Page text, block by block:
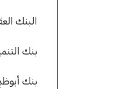
البنك العقارى
بنك التنمية
بنك أبوظبي